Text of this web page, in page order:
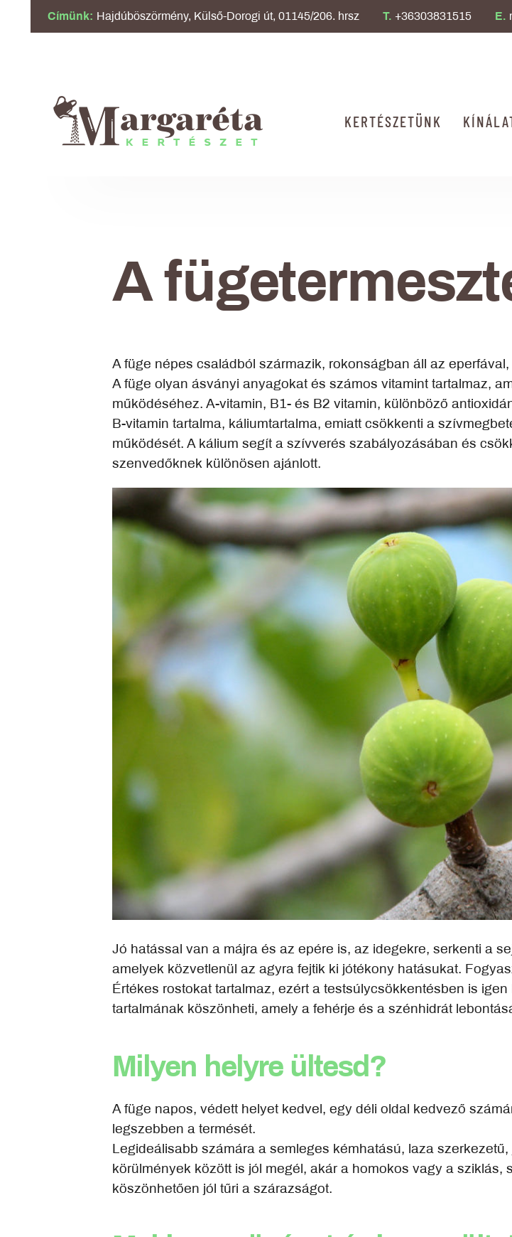
Címünk: Hajdúböszörmény, Külső-Dorogi út, 01145/206. hrsz T. +36303831515 E.
KERTÉSZETÜNK
A
A füge népes családból származik, rokonságban áll az
A füge olyan ásványi anyagokat és számos vitamint tartalmaz,
működéséhez. A-vitamin, B1- és B2 vitamin, különböző
B-vitamin tartalma, káliumtartalma, emiatt csökkenti a
működését. A kálium segít a szívverés szabályozásában és
szenvedőknek különösen ajánlott.
Jó hatással van a májra és az epére is, az idegekre, serkenti a
amelyek közvetlenül az agyra fejtik ki jótékony hatásukat.
Értékes rostokat tartalmaz, ezért a testsúlycsökkentésben is
tartalmának köszönheti, amely a fehérje és a szénhidrát
Milyen helyre ültesd?
A füge napos, védett helyet kedvel, egy déli oldal kedvező
legszebben a termését.
Legideálisabb számára a semleges kémhatású, laza
körülmények között is jól megél, akár a homokos vagy a sziklás,
köszönhetően jól tűri a szárazságot.